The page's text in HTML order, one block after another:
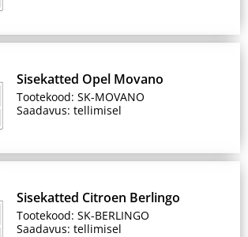
Sisekatted Opel Movano
Tootekood: SK-MOVANO
Saadavus: tellimisel
Sisekatted Citroen Berlingo
Tootekood: SK-BERLINGO
Saadavus: tellimisel